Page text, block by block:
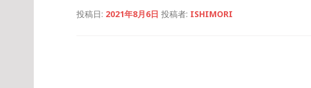
投稿日: 2021年8月6日 投稿者: ISHIMORI